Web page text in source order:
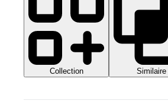
Collection Similaire